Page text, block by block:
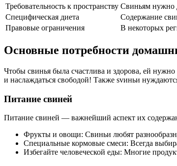
Требовательность к пространству Свиньям нужно
Специфическая диета
Содержание
Правовые ограничения
В некоторых
Основные потребности
Чтобы свинья была счастлива и здорова, ей нужно
и наслаждаться свободой! Также svиньи
Питание свиней
Питание свиней — важнейший аспект их
Фрукты и овощи: Свиньи любят
Специальные кормовые смеси: Всегда
Избегайте человеческой еды: Многие